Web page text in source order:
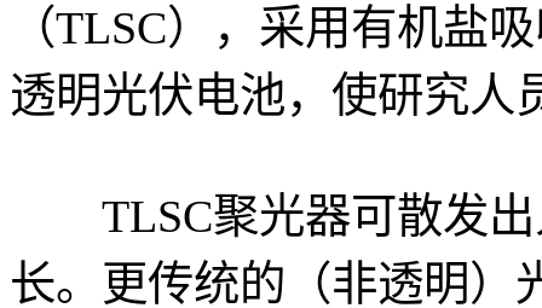
（TLSC），采用有机盐
透明光伏电池，使研究人
TLSC聚光器可散发出
长。更传统的（非透明）